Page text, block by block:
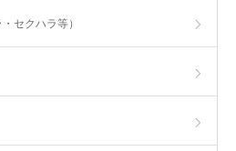
セクハラ等）